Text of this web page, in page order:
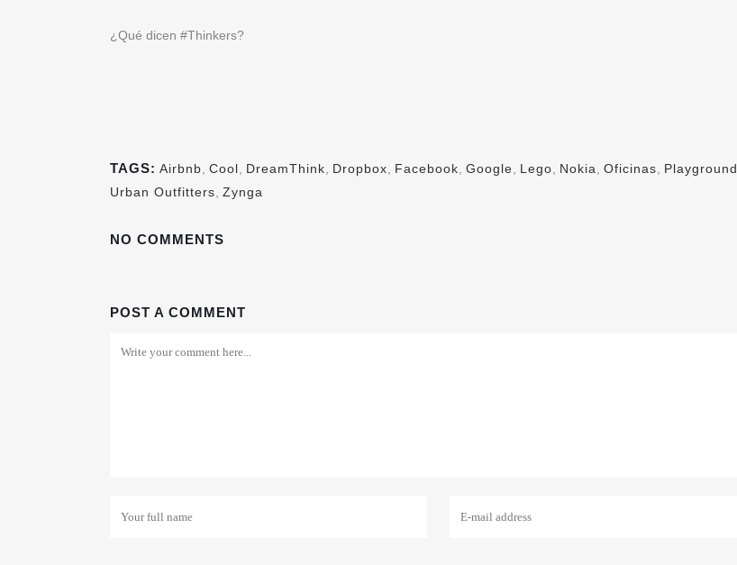
¿Qué dicen #Thinkers?
TAGS: Airbnb Cool DreamThink Dropbox Facebook Google Lego Nokia Oficinas Playground
Urban Outfitters Zynga
NO COMMENTS
POST A COMMENT